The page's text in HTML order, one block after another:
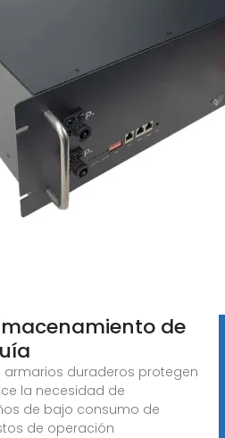
de
armarios duraderos protegen
la necesidad de
de bajo consumo de
de operación